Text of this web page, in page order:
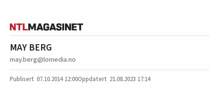
MAY BERG
may.berg@lomedia.no
07.10.2014 12:00 21.08.2023 17:14